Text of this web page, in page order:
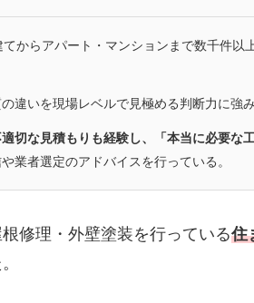
からアパート・マンションまで数千件以
違いを現場レベルで見極める判断力に強み
切な見積もりも経験し、「本当に必要な
業者選定のアドバイスを行っている。
修理・外壁塗装を行っている住